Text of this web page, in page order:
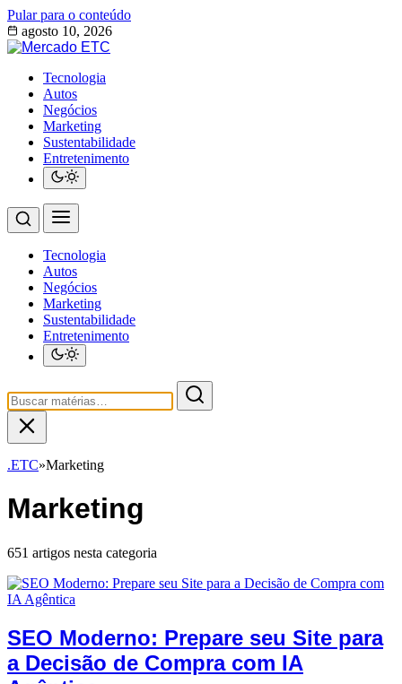
Pular para o conteúdo
agosto 10, 2026
Tecnologia
Autos
Negócios
Marketing
Sustentabilidade
Entretenimento
Tecnologia
Autos
Negócios
Marketing
Sustentabilidade
Entretenimento
.ETC»Marketing
Marketing
651 artigos nesta categoria
SEO Moderno: Prepare seu Site para
a Decisão de Compra com IA